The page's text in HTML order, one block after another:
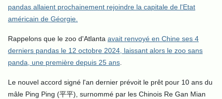
pandas allaient prochainement rejoindre la capitale de l'Etat
américain de Géorgie.
Rappelons que le zoo d'Atlanta avait renvoyé en Chine ses 4
derniers pandas le 12 octobre 2024, laissant alors le zoo sans
panda, une première depuis 25 ans
Le nouvel accord signé l'an dernier prévoit le prêt pour 10 ans du
mâle Ping Ping (平平), surnommé par les Chinois Re Gan Mian